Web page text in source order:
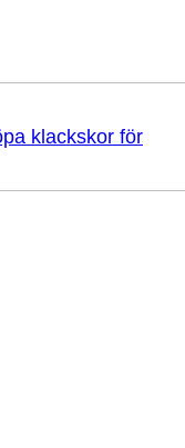
klackskor för